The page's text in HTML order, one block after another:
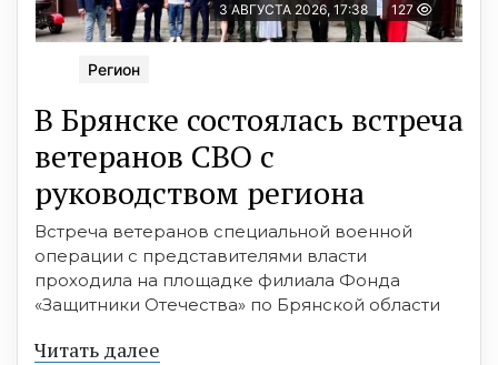
3 АВГУСТА 2026, 17:38 127
Регион
В Брянске состоялась встреча
ветеранов СВО с
руководством региона
Встреча ветеранов специальной военной
операции с представителями власти
проходила на площадке филиала Фонда
«Защитники Отечества» по Брянской области
Читать далее